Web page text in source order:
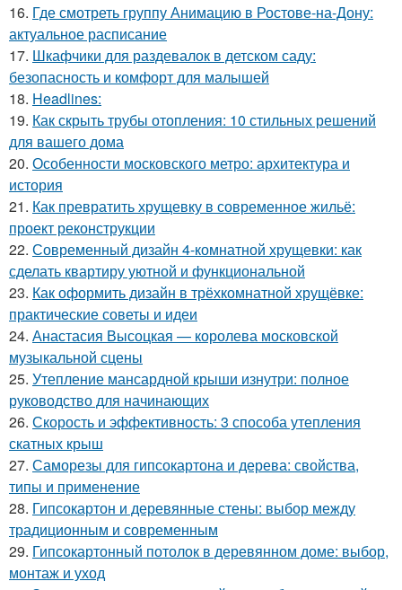
16. Где смотреть группу Анимацию в Ростове-на-Дону:
актуальное расписание
17. Шкафчики для раздевалок в детском саду:
безопасность и комфорт для малышей
18. Headlines:
19. Как скрыть трубы отопления: 10 стильных решений
для вашего дома
20. Особенности московского метро: архитектура и
история
21. Как превратить хрущевку в современное жильё:
проект реконструкции
22. Современный дизайн 4-комнатной хрущевки: как
сделать квартиру уютной и функциональной
23. Как оформить дизайн в трёхкомнатной хрущёвке:
практические советы и идеи
24. Анастасия Высоцкая — королева московской
музыкальной сцены
25. Утепление мансардной крыши изнутри: полное
руководство для начинающих
26. Скорость и эффективность: 3 способа утепления
скатных крыш
27. Саморезы для гипсокартона и дерева: свойства,
типы и применение
28. Гипсокартон и деревянные стены: выбор между
традиционным и современным
29. Гипсокартонный потолок в деревянном доме: выбор,
монтаж и уход